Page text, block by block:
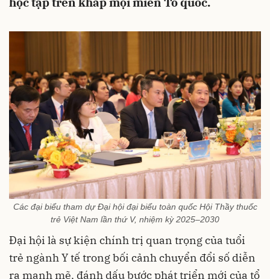
Các đại biểu tham dự Đại hội đại biểu toàn quốc Hội Thầy thuốc
trẻ Việt Nam lần thứ V, nhiệm kỳ 2025–2030
Đại hội là sự kiện chính trị quan trọng của tuổi
trẻ ngành Y tế trong bối cảnh chuyển đổi số diễn
ra mạnh mẽ, đánh dấu bước phát triển mới của tổ